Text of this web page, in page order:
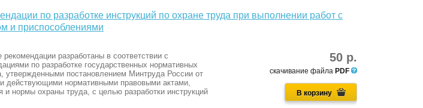
по разработке инструкций по охране труда при выполнении работ с
и приспособлениями
50 р.
скачивание файла PDF
В корзину
разработаны в соответствии с
по разработке государственных нормативных
утвержденными постановлением Минтруда России от
действующими нормативными правовыми актами,
нормы охраны труда, с целью разработки инструкций